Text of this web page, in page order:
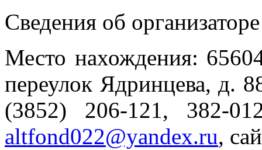
Сведения об
Место нахождения:
переулок Ядринцева, д.
(3852) 206-121, 382-
altfond022@yandex.ru,